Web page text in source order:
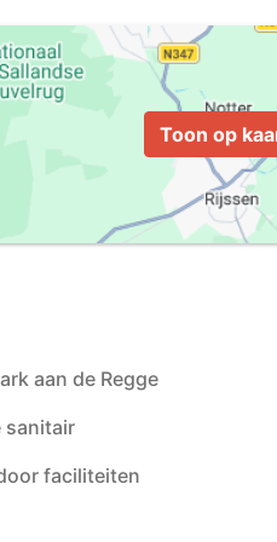
Toon op
aan de Regge
sanitair
faciliteiten